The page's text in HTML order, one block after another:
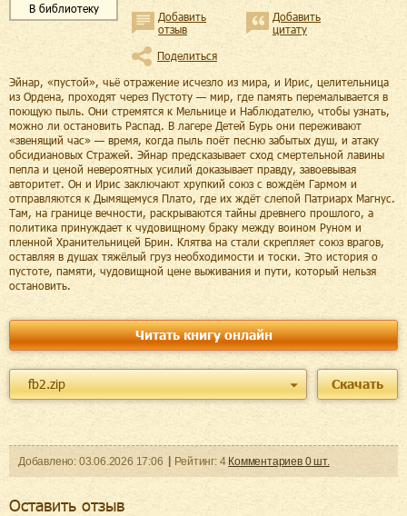
В библиотеку
Добавить
отзыв
Добавить
цитату
Поделиться
Эйнар, «пустой», чьё отражение исчезло из мира, и Ирис, целительница
из Ордена, проходят через Пустоту — мир, где память перемалывается в
поющую пыль. Они стремятся к Мельнице и Наблюдателю, чтобы узнать,
можно ли остановить Распад. В лагере Детей Бурь они переживают
«звенящий час» — время, когда пыль поёт песню забытых душ, и атаку
обсидиановых Стражей. Эйнар предсказывает сход смертельной лавины
пепла и ценой невероятных усилий доказывает правду, завоевывая
авторитет. Он и Ирис заключают хрупкий союз с вождём Гармом и
отправляются к Дымящемуся Плато, где их ждёт слепой Патриарх Магнус.
Там, на границе вечности, раскрываются тайны древнего прошлого, а
политика принуждает к чудовищному браку между воином Руном и
пленной Хранительницей Брин. Клятва на стали скрепляет союз врагов,
оставляя в душах тяжёлый груз необходимости и тоски. Это история о
пустоте, памяти, чудовищной цене выживания и пути, который нельзя
остановить.
Читать книгу онлайн
fb2.zip Скачать
Добавленo: 03.06.2026 17:06 Рейтинг: 4 Комментариев 0шт.
Оcтавить отзыв